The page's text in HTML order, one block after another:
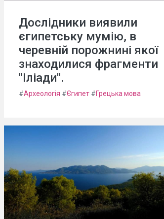
Дослідники виявили
єгипетську мумію, в
черевній порожнині якої
знаходилися фрагменти
"Іліади".
#Археологія #Єгипет #Грецька мова